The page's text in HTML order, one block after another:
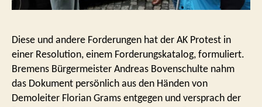
Diese und andere Forderungen hat der AK Protest in
einer Resolution, einem Forderungskatalog, formuliert.
Bremens Bürgermeister Andreas Bovenschulte nahm
das Dokument persönlich aus den Händen von
Demoleiter Florian Grams entgegen und versprach der